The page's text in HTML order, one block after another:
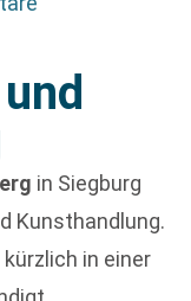
in Siegburg
Kunsthandlung.
in einer